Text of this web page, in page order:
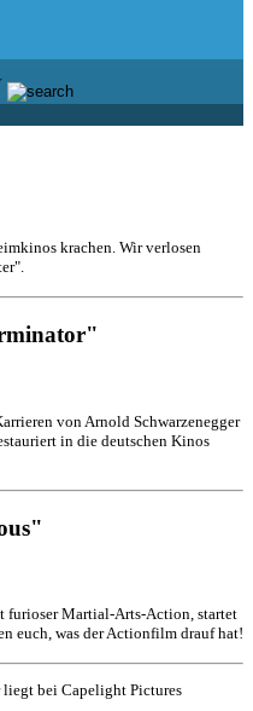
krachen. Wir verlosen
von Arnold Schwarzenegger
in die deutschen Kinos
furioser Martial-Arts-Action, startet
euch, was der Actionfilm drauf hat!
liegt bei Capelight Pictures